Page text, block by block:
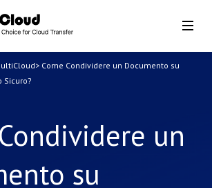
> Come Condividere un Documento su
Sicuro?
un
su